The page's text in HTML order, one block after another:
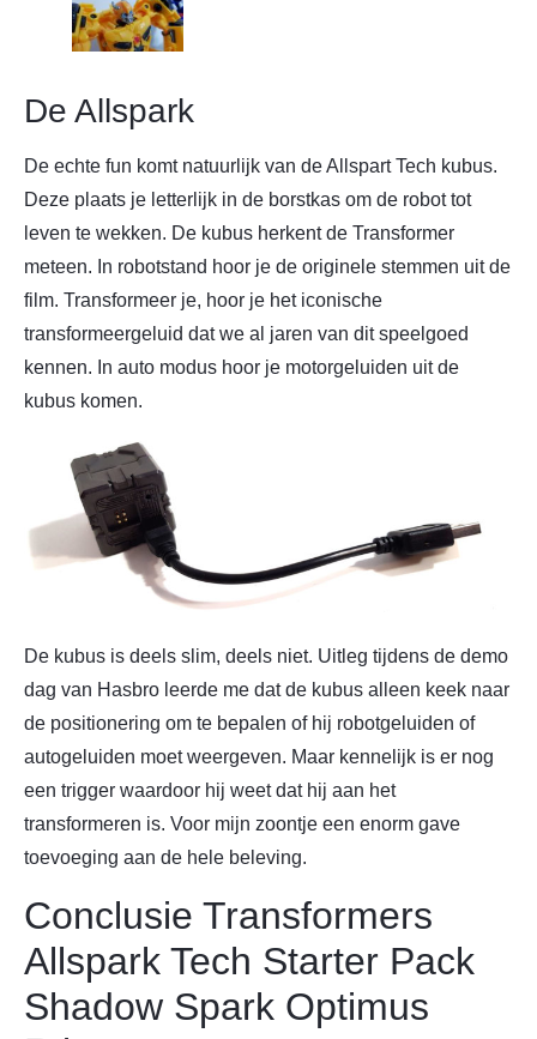
De Allspark
De echte fun komt natuurlijk van de Allspart Tech kubus.
Deze plaats je letterlijk in de borstkas om de robot tot
leven te wekken. De kubus herkent de Transformer
meteen. In robotstand hoor je de originele stemmen uit de
film. Transformeer je, hoor je het iconische
transformeergeluid dat we al jaren van dit speelgoed
kennen. In auto modus hoor je motorgeluiden uit de
kubus komen.
De kubus is deels slim, deels niet. Uitleg tijdens de demo
dag van Hasbro leerde me dat de kubus alleen keek naar
de positionering om te bepalen of hij robotgeluiden of
autogeluiden moet weergeven. Maar kennelijk is er nog
een trigger waardoor hij weet dat hij aan het
transformeren is. Voor mijn zoontje een enorm gave
toevoeging aan de hele beleving.
Conclusie Transformers
Allspark Tech Starter Pack
Shadow Spark Optimus